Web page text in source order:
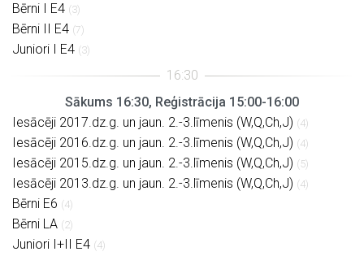
Bērni I E4 (3)
Bērni II E4 (7)
Juniori I E4 (3)
Sākums 16:30, Reģistrācija 15:00-16:00
Iesācēji 2017.dz.g. un jaun. 2.-3.līmenis (W,Q,Ch,J) (4)
Iesācēji 2016.dz.g. un jaun. 2.-3.līmenis (W,Q,Ch,J) (4)
Iesācēji 2015.dz.g. un jaun. 2.-3.līmenis (W,Q,Ch,J) (5)
Iesācēji 2013.dz.g. un jaun. 2.-3.līmenis (W,Q,Ch,J) (4)
Bērni E6 (4)
Bērni LA (2)
Juniori I+II E4 (4)